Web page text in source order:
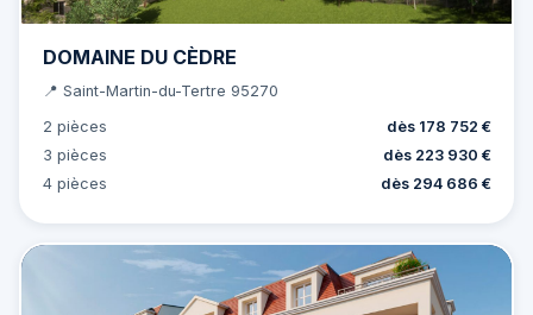
DOMAINE DU CÈDRE
📍 Saint-Martin-du-Tertre 95270
2 pièces
dès 178 752 €
3 pièces
dès 223 930 €
4 pièces
dès 294 686 €